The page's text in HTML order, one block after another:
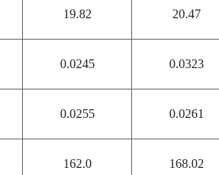
19.82 20.47
0.0245 0.0323
0.0255 0.0261
162.0 168.02